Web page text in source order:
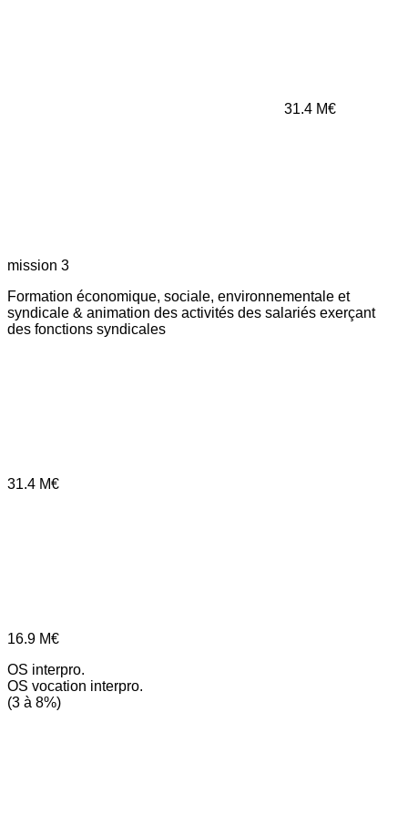
31.4 M€
mission 3
Formation économique, sociale, environnementale et
syndicale & animation des activités des salariés exerçant
des fonctions syndicales
31.4 M€
16.9 M€
OS interpro.
OS vocation interpro.
(3 à 8%)